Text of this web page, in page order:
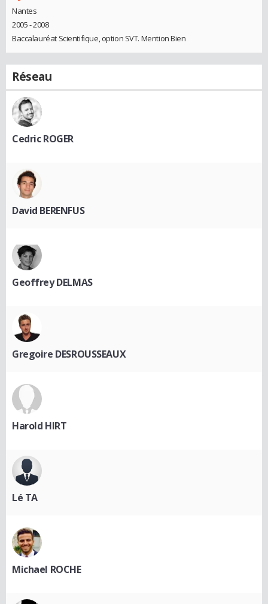
Nantes
2005 - 2008
Baccalauréat Scientifique, option SVT. Mention Bien
Réseau
Cedric ROGER
David BERENFUS
Geoffrey DELMAS
Gregoire DESROUSSEAUX
Harold HIRT
Lé TA
Michael ROCHE